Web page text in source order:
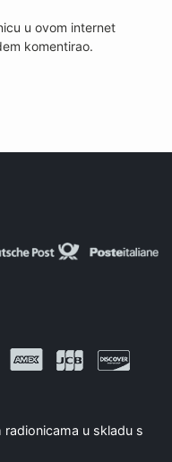
u ovom internet
komentirao.
u skladu s